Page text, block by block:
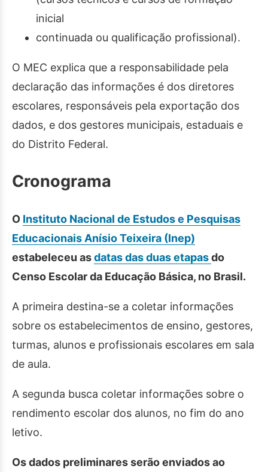
inicial
continuada ou qualificação profissional).
O MEC explica que a responsabilidade pela
declaração das informações é dos diretores
escolares, responsáveis pela exportação dos
dados, e dos gestores municipais, estaduais e
do Distrito Federal.
Cronograma
O Instituto Nacional de Estudos e Pesquisas
Educacionais Anísio Teixeira (Inep)
estabeleceu asdatas das duas etapasdo
Censo Escolar da Educação Básica, no Brasil.
A primeira destina-se a coletar informações
sobre os estabelecimentos de ensino, gestores,
turmas, alunos e profissionais escolares em sala
de aula.
A segunda busca coletar informações sobre o
rendimento escolar dos alunos, no fim do ano
letivo.
Os dados preliminares serão enviados ao